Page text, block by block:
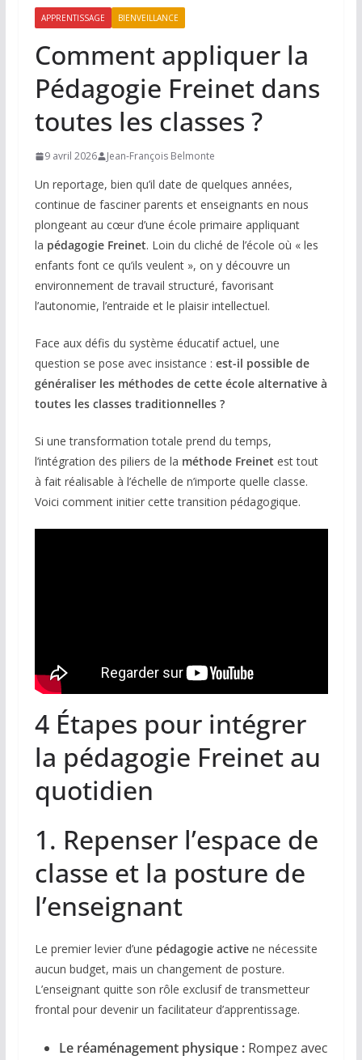
APPRENTISSAGE BIENVEILLANCE
Comment appliquer la
Pédagogie Freinet dans
toutes les classes ?
9 avril 2026 Jean-François Belmonte
Un reportage, bien qu’il date de quelques années,
continue de fasciner parents et enseignants en nous
plongeant au cœur d’une école primaire appliquant
la pédagogie Freinet. Loin du cliché de l’école où « les
enfants font ce qu’ils veulent », on y découvre un
environnement de travail structuré, favorisant
l’autonomie, l’entraide et le plaisir intellectuel.
Face aux défis du système éducatif actuel, une
question se pose avec insistance : est-il possible de
généraliser les méthodes de cette école alternative à
toutes les classes traditionnelles ?
Si une transformation totale prend du temps,
l’intégration des piliers de la méthode Freinet est tout
à fait réalisable à l’échelle de n’importe quelle classe.
Voici comment initier cette transition pédagogique.
4 Étapes pour intégrer
la pédagogie Freinet au
quotidien
1. Repenser l’espace de
classe et la posture de
l’enseignant
Le premier levier d’une pédagogie activene nécessite
aucun budget, mais un changement de posture.
L’enseignant quitte son rôle exclusif de transmetteur
frontal pour devenir un facilitateur d’apprentissage.
Le réaménagement physique :Rompez avec